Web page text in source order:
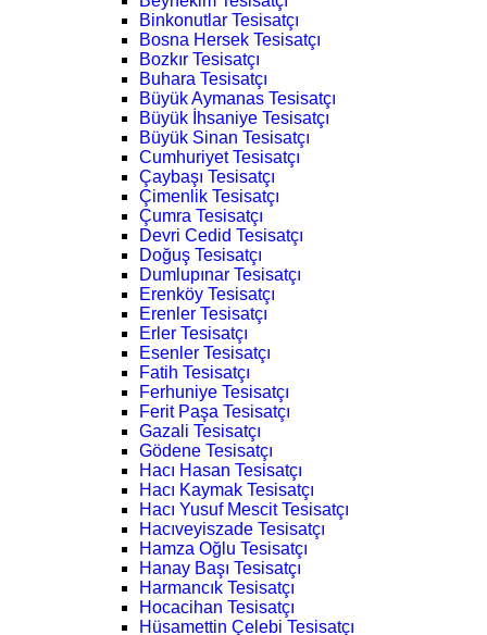
Binkonutlar Tesisatçı
Bosna Hersek Tesisatçı
Bozkır Tesisatçı
Buhara Tesisatçı
Büyük Aymanas Tesisatçı
Büyük İhsaniye Tesisatçı
Büyük Sinan Tesisatçı
Cumhuriyet Tesisatçı
Çaybaşı Tesisatçı
Çimenlik Tesisatçı
Çumra Tesisatçı
Devri Cedid Tesisatçı
Doğuş Tesisatçı
Dumlupınar Tesisatçı
Erenköy Tesisatçı
Erenler Tesisatçı
Erler Tesisatçı
Esenler Tesisatçı
Fatih Tesisatçı
Ferhuniye Tesisatçı
Ferit Paşa Tesisatçı
Gazali Tesisatçı
Gödene Tesisatçı
Hacı Hasan Tesisatçı
Hacı Kaymak Tesisatçı
Hacı Yusuf Mescit Tesisatçı
Hacıveyiszade Tesisatçı
Hamza Oğlu Tesisatçı
Hanay Başı Tesisatçı
Harmancık Tesisatçı
Hocacihan Tesisatçı
Hüsamettin Çelebi Tesisatçı